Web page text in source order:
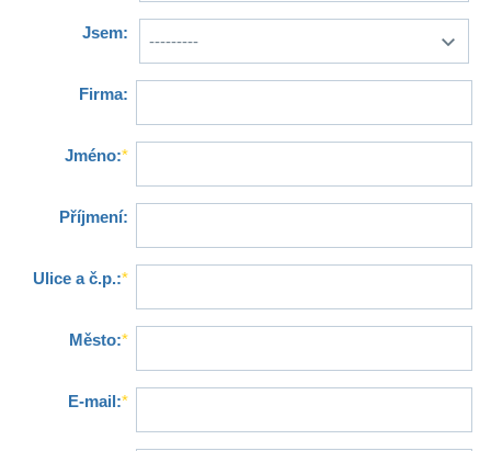
Jsem:
Firma:
Jméno:*
Příjmení:
Ulice a č.p.:*
Město:*
E-mail:*